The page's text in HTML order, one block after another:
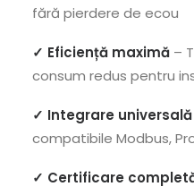
fără pierdere de ecou
✓ Eficiență maximă –
consum redus pentru
✓ Integrare universală
compatibile Modbus,
✓ Certificare